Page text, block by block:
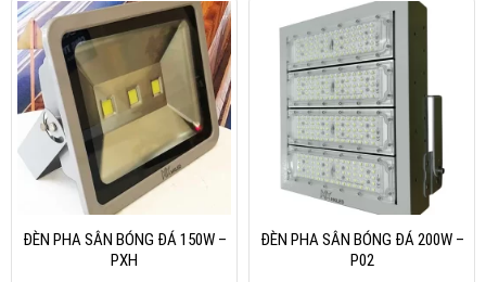
phẩm
này
nhiều
biến
thể.
tùy
chọn
có
thể
được
phẩm
này
có
nhiều
biến
thể.
Các
tùy
chọn
có
thể
được
ĐÈN PHA SÂN BÓNG ĐÁ 150W –
PXH
ĐÈN PHA SÂN BÓNG ĐÁ 200W –
P02